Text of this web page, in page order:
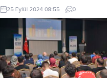
Yenişehir’den Genç Kanatlar Grubu
da katıldı. Gürhan ADANA / BURSA
(İGFA) – Organizasyona 8 kişilik bir
ekiple katıldıklarını belirten THK
Yenişehir Şubesi Genç Kanatlar
Lideri Melikşah Ayaz,
“Organizasyonda 1 akrobasi ve 1
üstten sabit kanatlı model uçakla
25 Eylül 2024 08:55 0